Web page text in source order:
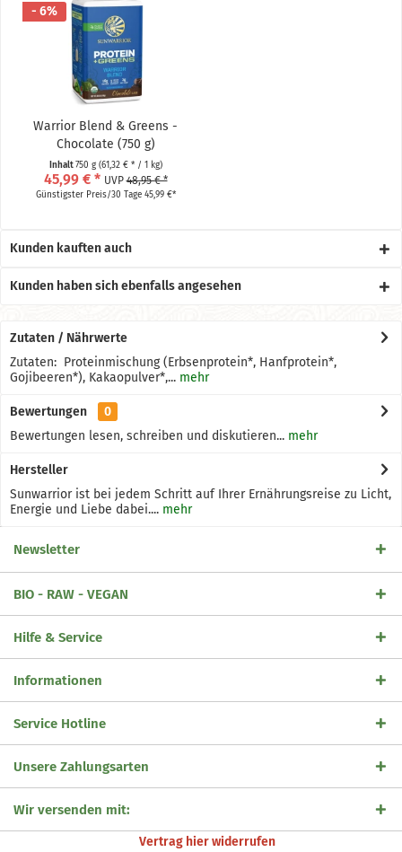
- 6%
Warrior Blend & Greens -
Chocolate (750 g)
Inhalt750 g (61,32 € * / 1 kg)
45,99 € * UVP48,95 € *
Günstigster Preis/30 Tage 45,99 €*
Kunden kauften auch
Kunden haben sich ebenfalls angesehen
Zutaten / Nährwerte
Zutaten: Proteinmischung (Erbsenprotein*, Hanfprotein*,
Gojibeeren*), Kakaopulver*,... mehr
Bewertungen
0
Bewertungen lesen, schreiben und diskutieren... mehr
Hersteller
Sunwarrior ist bei jedem Schritt auf Ihrer Ernährungsreise zu Licht,
Energie und Liebe dabei.... mehr
Newsletter
BIO - RAW - VEGAN
Hilfe & Service
Informationen
Service Hotline
Unsere Zahlungsarten
Wir versenden mit:
Vertrag hier widerrufen